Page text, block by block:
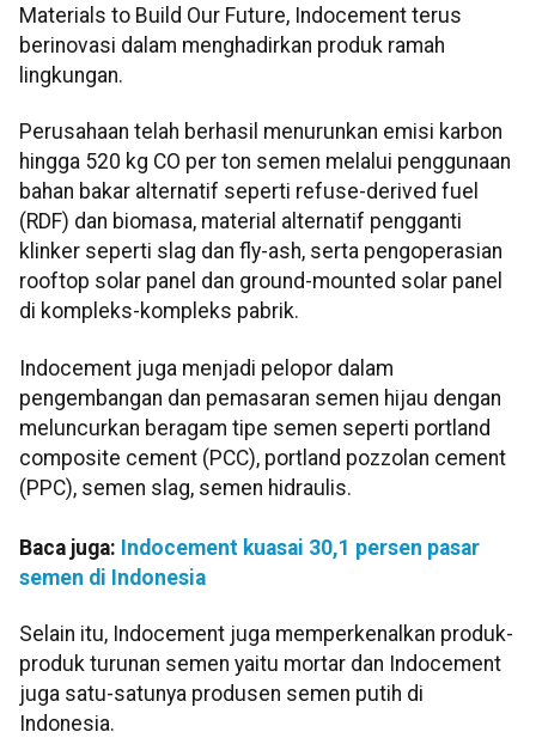
Materials to Build Our Future, Indocement terus
berinovasi dalam menghadirkan produk ramah
lingkungan.
Perusahaan telah berhasil menurunkan emisi karbon
hingga 520 kg CO per ton semen melalui penggunaan
bahan bakar alternatif seperti refuse-derived fuel
(RDF) dan biomasa, material alternatif pengganti
klinker seperti slag dan fly-ash, serta pengoperasian
rooftop solar panel dan ground-mounted solar panel
di kompleks-kompleks pabrik.
Indocement juga menjadi pelopor dalam
pengembangan dan pemasaran semen hijau dengan
meluncurkan beragam tipe semen seperti portland
composite cement (PCC), portland pozzolan cement
(PPC), semen slag, semen hidraulis.
Baca juga: Indocement kuasai 30,1 persen pasar
semen di Indonesia
Selain itu, Indocement juga memperkenalkan produk-
produk turunan semen yaitu mortar dan Indocement
juga satu-satunya produsen semen putih di
Indonesia.